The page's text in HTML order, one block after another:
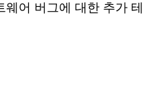
어 버그에 대한 추가 테